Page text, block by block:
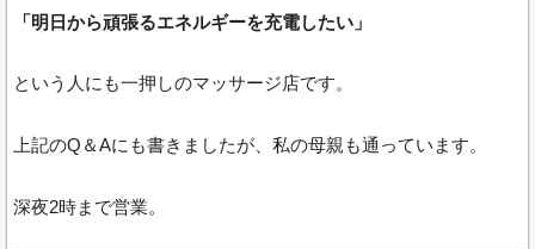
「明日から頑張るエネルギーを充電したい」
という人にも一押しのマッサージ店です。
上記のQ＆Aにも書きましたが、私の母親も通っています。
深夜2時まで営業。